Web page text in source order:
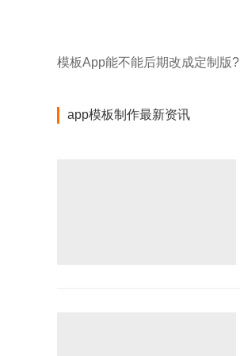
模板App能不能后期改成定制版?
app模板制作最新资讯